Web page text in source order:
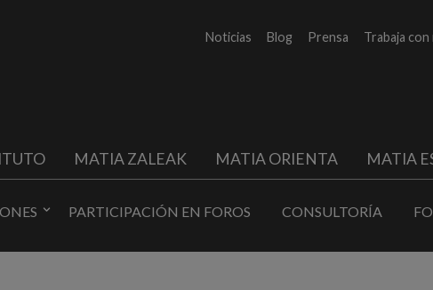
Noticias Blog Prensa Trabaja
MATIA ZALEAK MATIA ORIENTA MATIA
PARTICIPACIÓN EN FOROS CONSULTORÍA